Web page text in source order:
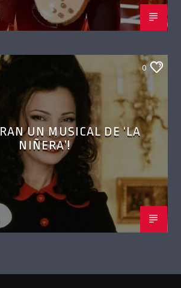
0
UN MUSICAL DE ‘LA
NIÑERA’!